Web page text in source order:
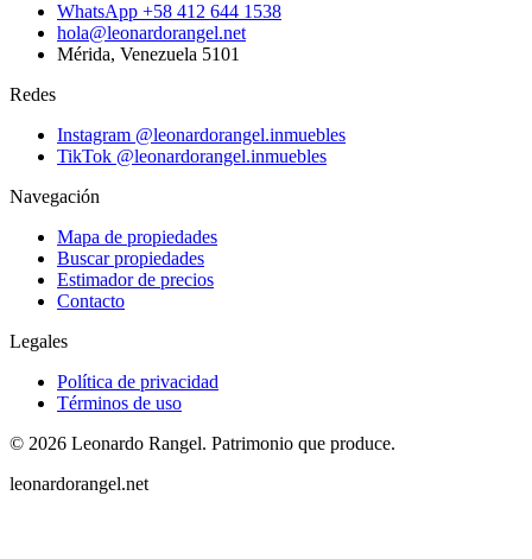
WhatsApp +58 412 644 1538
hola@leonardorangel.net
Mérida, Venezuela 5101
Redes
Instagram @leonardorangel.inmuebles
TikTok @leonardorangel.inmuebles
Navegación
Mapa de propiedades
Buscar propiedades
Estimador de precios
Contacto
Legales
Política de privacidad
Términos de uso
© 2026 Leonardo Rangel. Patrimonio que produce.
leonardorangel.net